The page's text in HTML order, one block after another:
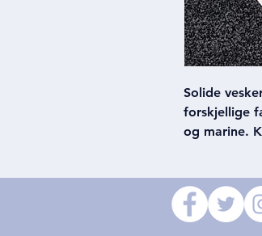
Solide
forskjellige
og marine.